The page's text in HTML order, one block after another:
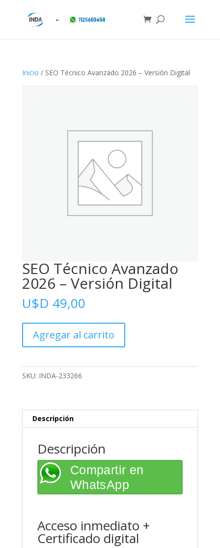
Inicio / SEO Técnico Avanzado 2026 – Versión Digital
SEO Técnico Avanzado
2026 – Versión Digital
U$D 49,00
Técnico
-
Agregar al carrito
SKU: INDA-233266
Descripción
Descripción
Compartir en
WhatsApp
Acceso inmediato +
Certificado digital